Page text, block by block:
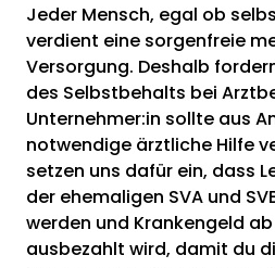
Jeder Mensch, egal ob
verdient eine sorgenfreie
Versorgung. Deshalb
des Selbstbehalts bei
Unternehmer:in sollte aus
notwendige ärztliche Hilfe
setzen uns dafür ein, dass
der ehemaligen SVA und
werden und Krankengeld
ausbezahlt wird, damit du